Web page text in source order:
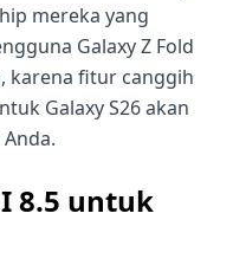
mereka yang
Galaxy Z Fold
karena fitur canggih
Galaxy S26 akan
8.5 untuk